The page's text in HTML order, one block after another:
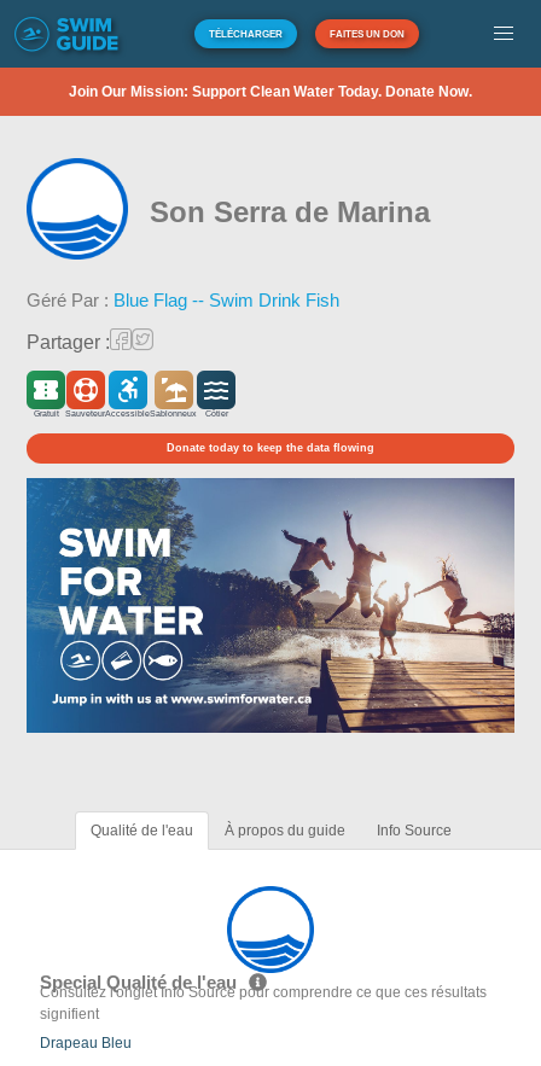
TÉLÉCHARGER FAITES UN DON
Join Our Mission: Support Clean Water Today. Donate Now.
Son Serra de Marina
Géré Par : Blue Flag -- Swim Drink Fish
Partager :
Gratuit SauveteurAccessibleSablonneux Côtier
Donate today to keep the data flowing
Qualité de l'eau À propos du guide Info Source
Special Qualité de l'eau
Consultez l'onglet Info Source pour comprendre ce que ces résultats
signifient
Drapeau Bleu